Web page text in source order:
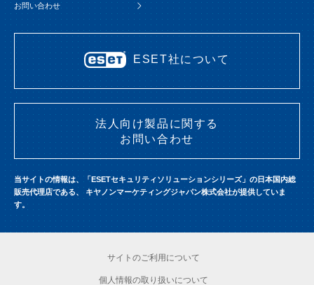
お問い合わせ
ESET社について
法人向け製品に関する
お問い合わせ
当サイトの情報は、「ESETセキュリティソリューションシリーズ」の日本国内総
販売代理店である、 キヤノンマーケティングジャパン株式会社が提供していま
す。
サイトのご利用について
個人情報の取り扱いについて